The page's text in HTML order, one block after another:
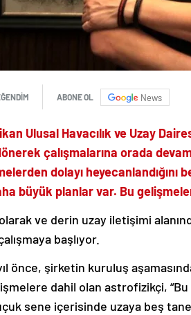
ABONE OL News
Ulusal Havacılık ve Uzay
çalışmalarına orada
dolayı heyecanlandığını
büyük planlar var. Bu
ve derin uzay iletişimi
başlıyor.
önce, şirketin kuruluş
dahil olan astrofizikçi,
sene içerisinde uzaya beş